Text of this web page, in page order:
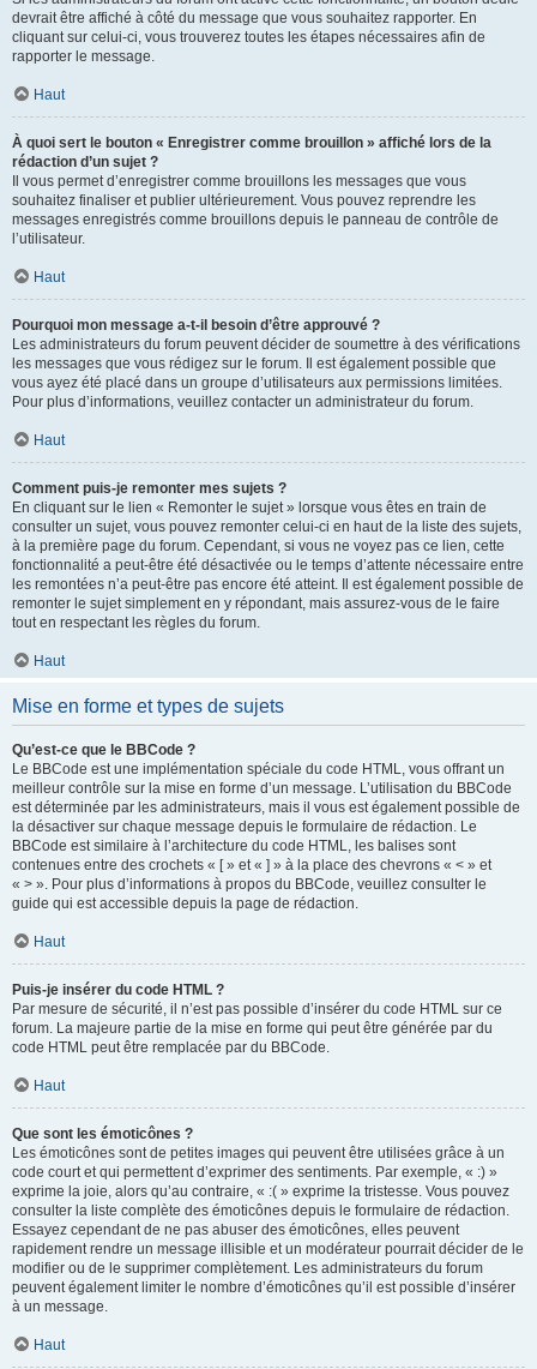
devrait être affiché à côté du message que vous souhaitez rapporter. En
cliquant sur celui-ci, vous trouverez toutes les étapes nécessaires afin de
rapporter le message.
Haut
À quoi sert le bouton « Enregistrer comme brouillon » affiché lors de la
rédaction d’un sujet ?
Il vous permet d’enregistrer comme brouillons les messages que vous
souhaitez finaliser et publier ultérieurement. Vous pouvez reprendre les
messages enregistrés comme brouillons depuis le panneau de contrôle de
l’utilisateur.
Haut
Pourquoi mon message a-t-il besoin d’être approuvé ?
Les administrateurs du forum peuvent décider de soumettre à des vérifications
les messages que vous rédigez sur le forum. Il est également possible que
vous ayez été placé dans un groupe d’utilisateurs aux permissions limitées.
Pour plus d’informations, veuillez contacter un administrateur du forum.
Haut
Comment puis-je remonter mes sujets ?
En cliquant sur le lien « Remonter le sujet » lorsque vous êtes en train de
consulter un sujet, vous pouvez remonter celui-ci en haut de la liste des sujets,
à la première page du forum. Cependant, si vous ne voyez pas ce lien, cette
fonctionnalité a peut-être été désactivée ou le temps d’attente nécessaire entre
les remontées n’a peut-être pas encore été atteint. Il est également possible de
remonter le sujet simplement en y répondant, mais assurez-vous de le faire
tout en respectant les règles du forum.
Haut
Mise en forme et types de sujets
Qu’est-ce que le BBCode ?
Le BBCode est une implémentation spéciale du code HTML, vous offrant un
meilleur contrôle sur la mise en forme d’un message. L’utilisation du BBCode
est déterminée par les administrateurs, mais il vous est également possible de
la désactiver sur chaque message depuis le formulaire de rédaction. Le
BBCode est similaire à l’architecture du code HTML, les balises sont
contenues entre des crochets « [ » et « ] » à la place des chevrons « < » et
« > ». Pour plus d’informations à propos du BBCode, veuillez consulter le
guide qui est accessible depuis la page de rédaction.
Haut
Puis-je insérer du code HTML ?
Par mesure de sécurité, il n’est pas possible d’insérer du code HTML sur ce
forum. La majeure partie de la mise en forme qui peut être générée par du
code HTML peut être remplacée par du BBCode.
Haut
Que sont les émoticônes ?
Les émoticônes sont de petites images qui peuvent être utilisées grâce à un
code court et qui permettent d’exprimer des sentiments. Par exemple, « :) »
exprime la joie, alors qu’au contraire, « :( » exprime la tristesse. Vous pouvez
consulter la liste complète des émoticônes depuis le formulaire de rédaction.
Essayez cependant de ne pas abuser des émoticônes, elles peuvent
rapidement rendre un message illisible et un modérateur pourrait décider de le
modifier ou de le supprimer complètement. Les administrateurs du forum
peuvent également limiter le nombre d’émoticônes qu’il est possible d’insérer
à un message.
Haut